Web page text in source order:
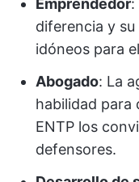
Emprendedor:
diferencia y
idóneos para
Abogado: La
habilidad para
ENTP los
defensores.